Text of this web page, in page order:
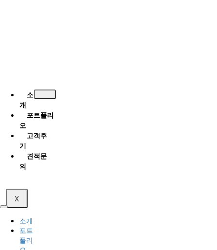
소
개
포트폴리
오
고객후
기
견적문
의
X
소개
포트
폴리